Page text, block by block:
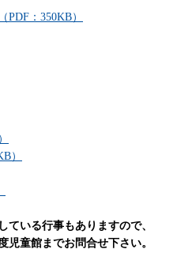
PDF：350KB）
）
ている行事もありますので、
児童館までお問合せ下さい。